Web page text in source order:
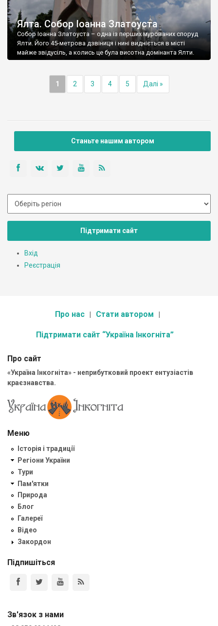
Ялта. Собор Іоанна Златоуста
Собор Іоанна Златоуста – одна із перших мурованих споруд
Ялти. Його 45-метрова дзвіниця і нині видніється в місті
майже звідусіль, а колись це була висотна домінанта Ялти.
1 2 3 4 5 Далі »
Станьте нашим автором
Підтримати сайт
Вхід
Реєстрація
Про нас Стати автором
Підтримати сайт “Україна Інкогніта”
Про сайт
«Україна Інкогніта» - неприбутковий проект ентузіастів
краєзнавства.
Меню
Історія і традиції
Регіони України
Тури
Пам'ятки
Природа
Блог
Галереї
Відео
Закордон
Підпишіться
Зв'язок з нами